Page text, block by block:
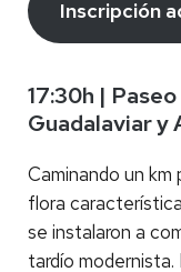
Inscripción
17:30h |
Guadalaviar y
Caminando un km
flora
se instalaron a
tardío